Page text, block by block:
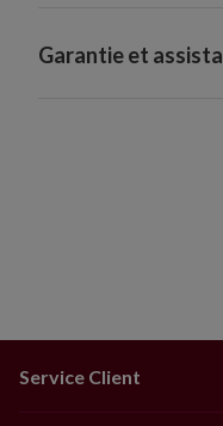
Garantie et
Service Client